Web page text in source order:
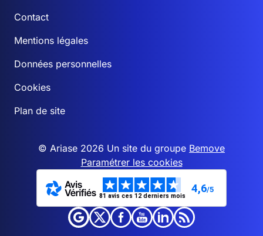
Contact
Mentions légales
Données personnelles
Cookies
Plan de site
© Ariase 2026 Un site du groupe Bemove
Paramétrer les cookies
81 avis ces 12 derniers mois
4,6/5